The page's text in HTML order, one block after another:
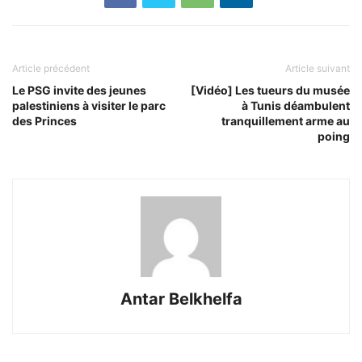
Article précédent
Le PSG invite des jeunes
palestiniens à visiter le parc
des Princes
Article suivant
[Vidéo] Les tueurs du musée
à Tunis déambulent
tranquillement arme au
poing
Antar Belkhelfa